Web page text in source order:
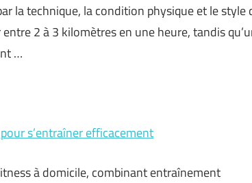
la technique, la condition physique et le style
2 à 3 kilomètres en une heure, tandis
…
s’entraîner efficacement
à domicile, combinant entraînement